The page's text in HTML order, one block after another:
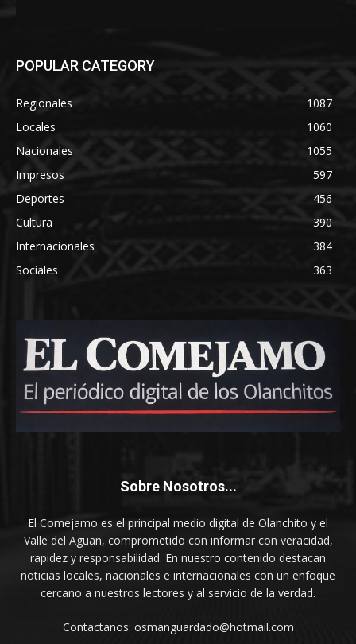
POPULAR CATEGORY
Regionales
1087
Locales
1060
Nacionales
1055
Impresos
597
Deportes
456
Cultura
390
Internacionales
384
Sociales
363
Sobre Nosotros...
El Comejamo es el principal medio digital de Olanchito y el
Valle del Aguan, comprometido con informar con veracidad,
rapidez y responsabilidad. En nuestro contenido destacan
noticias locales, nacionales e internacionales con un enfoque
cercano a nuestros lectores y al servicio de la verdad.
Contactanos: osmanguardado@hotmail.com